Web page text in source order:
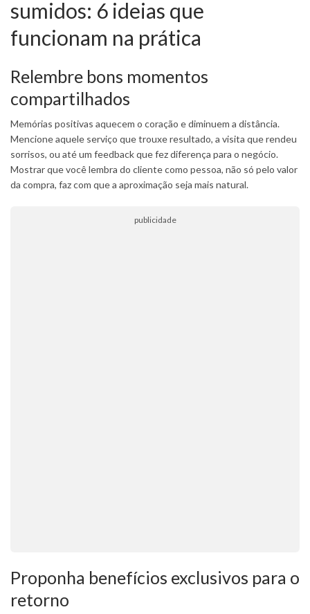
sumidos: 6 ideias que
funcionam na prática
Relembre bons momentos
compartilhados
Memórias positivas aquecem o coração e diminuem a distância.
Mencione aquele serviço que trouxe resultado, a visita que rendeu
sorrisos, ou até um feedback que fez diferença para o negócio.
Mostrar que você lembra do cliente como pessoa, não só pelo valor
da compra, faz com que a aproximação seja mais natural.
publicidade
Proponha benefícios exclusivos para o
retorno